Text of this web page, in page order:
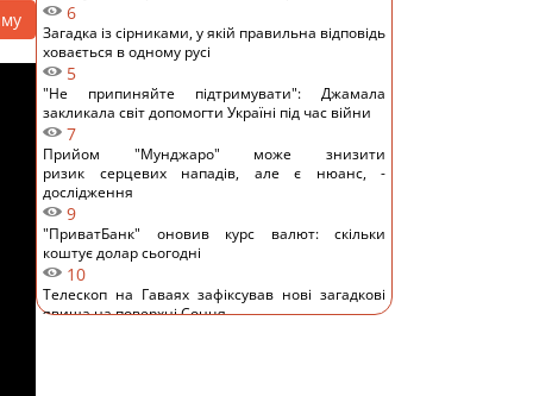
6
Загадка із сірниками, у якій правильна відповідь
ховається в одному русі
5
"Не припиняйте підтримувати": Джамала
закликала світ допомогти Україні під час війни
7
Прийом "Мунджаро" може знизити
ризик серцевих нападів, але є нюанс, -
дослідження
9
"ПриватБанк" оновив курс валют: скільки
коштує долар сьогодні
10
Телескоп на Гаваях зафіксував нові загадкові
явища на поверхні Сонця